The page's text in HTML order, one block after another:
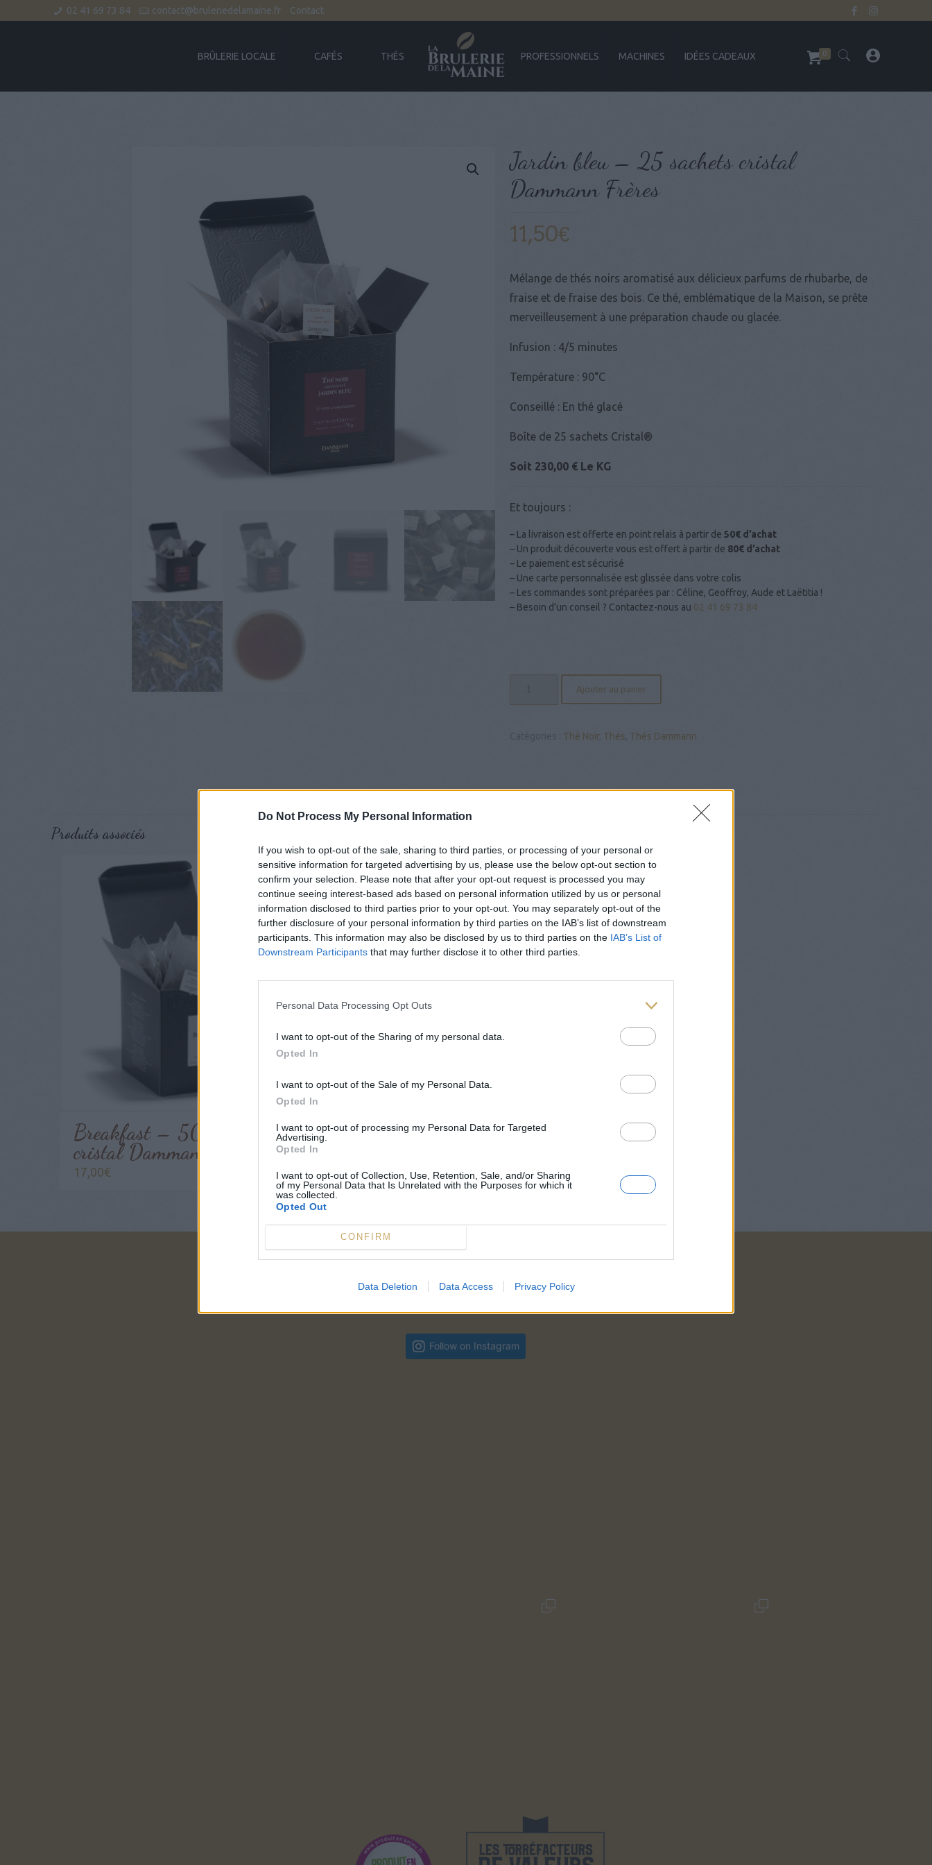
Do Not Process My Personal Information
If you wish to opt-out of the sale, sharing to third parties, or processing of your personal or
sensitive information for targeted advertising by us, please use the below opt-out section to
confirm your selection. Please note that after your opt-out request is processed you may
continue seeing interest-based ads based on personal information utilized by us or personal
information disclosed to third parties prior to your opt-out. You may separately opt-out of the
further disclosure of your personal information by third parties on the IAB’s list of downstream
participants. This information may also be disclosed by us to third parties on the IAB’s List of
Downstream Participants that may further disclose it to other third parties.
Personal Data Processing Opt Outs
I want to opt-out of the Sharing of my personal data.
Opted In
I want to opt-out of the Sale of my Personal Data.
Opted In
I want to opt-out of processing my Personal Data for Targeted
Advertising.
Opted In
I want to opt-out of Collection, Use, Retention, Sale, and/or Sharing
of my Personal Data that Is Unrelated with the Purposes for which it
was collected.
Opted Out
CONFIRM
Data Deletion Data Access Privacy Policy
02 41 69 73 84 contact@bruleriedelamaine.fr Contact
BRÛLERIE LOCALE CAFÉS THÉS PROFESSIONNELS MACHINES IDÉES CADEAUX 0
Jardin bleu – 25 sachets cristal
Dammann Frères
11,50€
Mélange de thés noirs aromatisé aux délicieux parfums de rhubarbe, de
fraise et de fraise des bois. Ce thé, emblématique de la Maison, se prête
merveilleusement à une préparation chaude ou glacée.
Infusion : 4/5 minutes
Température : 90°C
Conseillé : En thé glacé
Boîte de 25 sachets Cristal®
Soit 230,00 € Le KG
Et toujours :
– La livraison est offerte en point relais à partir de50€ d’achat
– Un produit découverte vous est offert à partir de 80€ d’achat
– Le paiement est sécurisé
– Une carte personnalisée est glissée dans votre colis
– Les commandes sont préparées par : Céline, Geoffroy, Aude et Laëtitia !
– Besoin d’un conseil ? Contactez-nous au 02 41 69 73 84
Ajouter au panier
Thé Noir, Thés Thés Dammann
Produits associés
Breakfast – 50 sachets
cristal Dammann Frères
17,00€
Nous suivre
Follow on Instagram